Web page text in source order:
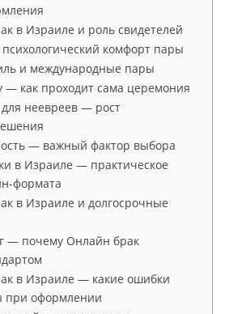
в Израиле и роль свидетелей
комфорт пары
и международные пары
— как проходит сама церемония
неевреев — рост
— важный фактор выбора
в Израиле — практическое
формата
в Израиле и долгосрочные
— почему Онлайн брак
в Израиле — какие ошибки
при оформлении